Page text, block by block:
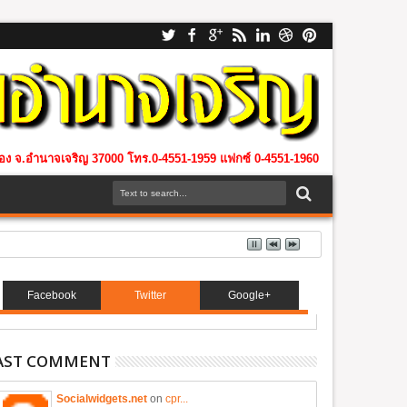
จ.อำนาจเจริญ 37000 โทร.0-4551-1959 แฟกซ์ 0-4551-1960
Facebook Twitter Google+
COMMENT
Socialwidgets.neton cpr...